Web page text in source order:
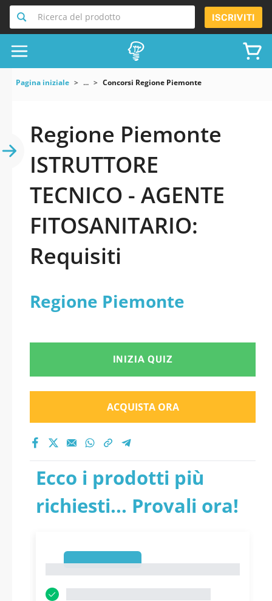
Ricerca del prodotto ISCRIVITI
Pagina iniziale ... Concorsi Regione Piemonte
Regione Piemonte
ISTRUTTORE
TECNICO - AGENTE
FITOSANITARIO:
Requisiti
Regione Piemonte
INIZIA QUIZ
ACQUISTA ORA
Ecco i prodotti più
richiesti... Provali ora!